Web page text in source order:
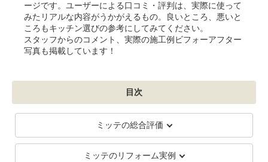
ージです。ユーザーによる口コミ・評判は、実際に使って
みたリアルな内容がうかがえるもの。良いところ、悪いと
ころもキッチン選びの参考にしてみてください。
スタッフからのコメント、実際の施工例ビフォーアフター
写真も掲載しています！
目次
ミッテの総合評価
ミッテのリフォーム実例